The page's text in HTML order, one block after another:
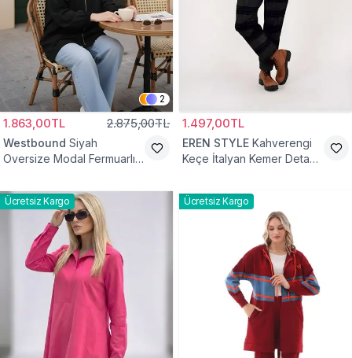
2
1.863,00TL 2.875,00TL
Westbound Siyah
Oversize Modal Fermuarlı
1.497,00TL
EREN STYLE Kahverengi
Keçe İtalyan Kemer Detaylı
Ücretsiz Kargo Ücretsiz Kargo